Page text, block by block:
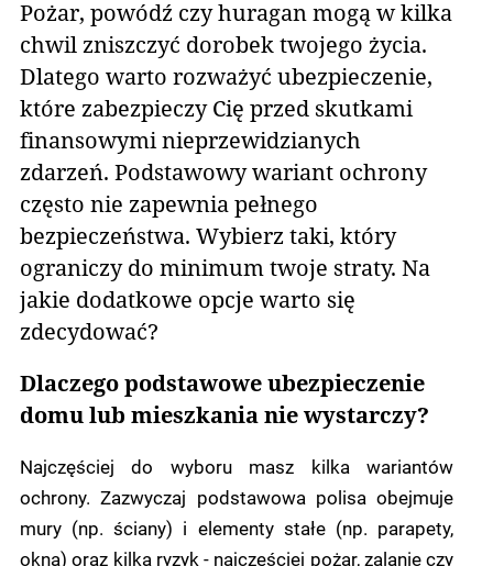
Pożar, powódź czy huragan mogą w kilka
chwil zniszczyć dorobek twojego życia.
Dlatego warto rozważyć ubezpieczenie,
które zabezpieczy Cię przed skutkami
finansowymi nieprzewidzianych
zdarzeń. Podstawowy wariant ochrony
często nie zapewnia pełnego
bezpieczeństwa. Wybierz taki, który
ograniczy do minimum twoje straty. Na
jakie dodatkowe opcje warto się
zdecydować?
Dlaczego podstawowe ubezpieczenie
domu lub mieszkania nie wystarczy?
Najczęściej do wyboru masz kilka wariantów
ochrony. Zazwyczaj podstawowa polisa obejmuje
mury (np. ściany) i elementy stałe (np. parapety,
okna) oraz kilka ryzyk - najczęściej pożar, zalanie czy